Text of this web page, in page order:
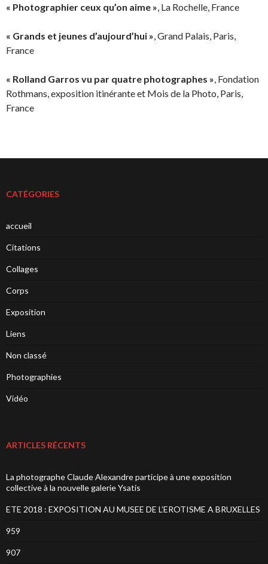
« Photographier ceux qu’on aime », La Rochelle, France
« Grands et jeunes d’aujourd’hui », Grand Palais, Paris,
France
« Rolland Garros vu par quatre photographes », Fondation
Rothmans, exposition itinérante et Mois de la Photo, Paris,
France
CATÉGORIES
accueil
Citations
Collages
Corps
Exposition
Liens
Non classé
Photographies
Vidéo
ARTICLES RÉCENTS
La photographe Claude Alexandre participe à une exposition
collective à la nouvelle galerie Ysatis
ETE 2018 : EXPOSITION AU MUSEE DE L’EROTISME A BRUXELLES
959
907